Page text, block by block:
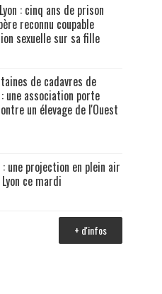
: cinq ans de prison
reconnu coupable
sexuelle sur sa fille
de cadavres de
une association porte
un élevage de l'Ouest
: une projection en plein air
ce mardi
+ d'infos